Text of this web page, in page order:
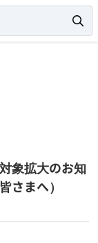
象拡大のお知
さまへ）